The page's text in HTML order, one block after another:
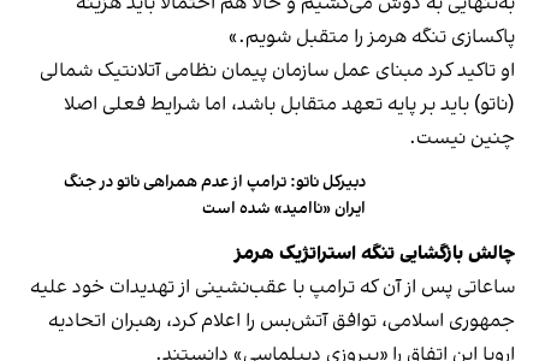
پاکسازی تنگه هرمز را متقبل شویم.»
او تاکید کرد مبنای عمل سازمان پیمان نظامی آتلانتیک شمالی
(ناتو) باید بر پایه تعهد متقابل باشد، اما شرایط فعلی اصلا
چنین نیست.
دبیرکل ناتو: ترامپ از عدم همراهی ناتو در جنگ
ایران «ناامید» شده است
چالش بازگشایی تنگه استراتژیک هرمز
ساعاتی پس از آن که ترامپ با عقب‌نشینی از تهدیدات خود علیه
جمهوری اسلامی، توافق آتش‌بس را اعلام کرد، رهبران اتحادیه
اروپا این اتفاق را «پیروزی دیپلماسی» دانستند.